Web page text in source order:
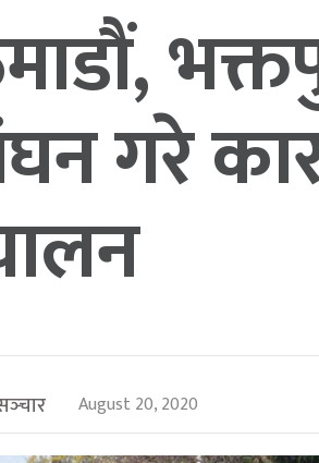
गरे
August 20, 2020